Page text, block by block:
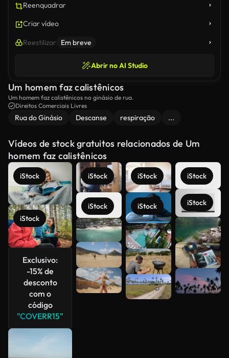
Reenquadrar
Criar vídeo
Reestilizar Em breve
Abrir no AI Studio
Um homem faz calistênicos
Um homem faz calistênicos no ginásio de rua.
Direitos Comerciais Livres
Rua do Ginásio Descanse respiração ...
Vídeos de stock gratuitos relacionados de Um
homem faz calistênicos
iStock
iStock
Exclusivo:
-15% de
desconto
com o
código
"COVERR15"
iStock
iStock
iStock
iStock
iStock
iStock
Veja mais